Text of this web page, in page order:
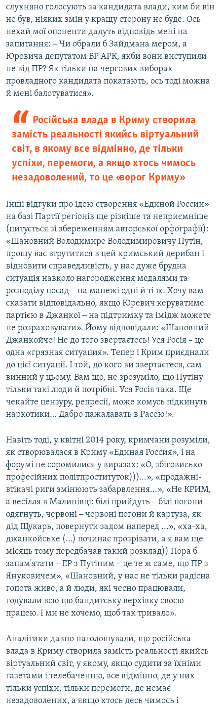
слухняно голосують за кандидата влади, ким би він
не був, ніяких змін у кращу сторону не буде. Ось
нехай мої опоненти дадуть відповідь мені на
запитання: ‒ Чи обрали б Зайдмана мером, а
Юревича депутатом ВР АРК, якби вони виступили
не від ПР? Як тільки на чергових виборах
провладного кандидата покатають, ось тоді можна
й мені балотуватися».
Російська влада в Криму створила
замість реальності якийсь віртуальний
світ, в якому все відмінно, де тільки
успіхи, перемоги, а якщо хтось чимось
незадоволений, то це «ворог Криму»
Інші відгуки про ідею створення «Единой России»
на базі Партії регіонів ще різкіше та неприємніше
(цитується зі збереженням авторської орфографії):
«Шановний Володимире Володимировичу Путін,
прошу вас втрутитися в цей кримський дерибан і
відновити справедливість, у нас дуже брудна
ситуація навколо нагородження медалями та
розподілу посад ‒ на манежі одні й ті ж. Хочу вам
сказати відповідально, якщо Юревич керуватиме
партією в Джанкої ‒ на підтримку та імідж можете
не розраховувати». Йому відповідали: «Шановний
Джанкойче! Не до того звертаєтесь! Уся Росія – це
одна «грязная ситуация». Тепер і Крим приєднали
до цієї ситуації. І той, до кого ви звертаєтеся, сам
винний у цьому. Вам що, не зрозуміло, що Путіну
тільки такі люди й потрібні. Уся Росія така. Ще
чекайте цензуру, репресії, може комусь підкинуть
наркотики… Дабро пажалавать в Расею!».
Навіть тоді, у квітні 2014 року, кримчани розуміли,
як створювалася в Криму «Единая Россия», і на
форумі не соромилися у виразах: «О, збіговисько
професійних політпроституток)))...», «продажні-
втікачі риги змінюють забарвлення...», «Не КРИМ,
а весілля в Малинівці: білі прийдуть ‒ білі погони
одягнуть, червоні ‒ червоні погони й картуза, як
дід Щукарь, повернути задом наперед ...», «ха-ха,
джанкойське (...) починає прозрівати, а я вам ще
місяць тому передбачав такий розклад)) Пора б
запам'ятати ‒ ЕР з Путіним – це те ж саме, що ПР з
Януковичем», «Шановний, у нас не тільки радісна
гопота живе, а й люди, які чесно працювали,
годували всю цю бандитську верхівку своєю
працею. І ми не хочемо, щоб так тривало».
Аналітики давно наголошували, що російська
влада в Криму створила замість реальності якийсь
віртуальний світ, у якому, якщо судити за їхніми
газетами і телебаченню, все відмінно, де у них
тільки успіхи, тільки перемоги, де немає
незадоволених, а якщо хтось десь чимось і